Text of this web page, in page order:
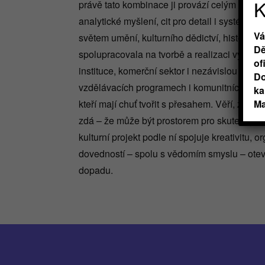
právě tato kombinace ji provází celým
analytické myšlení, cit pro detail i
světem umění, kulturního dědictví, historie,
spolupracovala na tvorbě a realizaci
instituce, komerční sektor i nezávislou
vzdělávacích programech i komunitních
kteří mají chuť tvořit s přesahem. Věří, že
zdá – že může být prostorem pro skutečný
kulturní projekt podle ní spojuje kreativitu,
dovedností – spolu s vědomím smyslu –
dopadu.